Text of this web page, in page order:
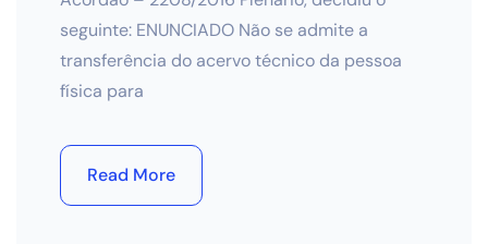
seguinte: ENUNCIADO Não se admite a
transferência do acervo técnico da pessoa
física para
Read More